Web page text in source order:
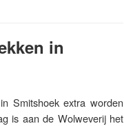
in
Smitshoek extra worden
is aan de Wolweverij het